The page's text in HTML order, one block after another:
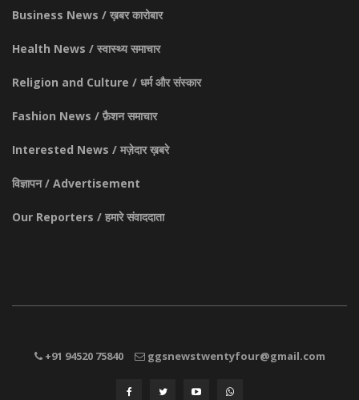
Business News / ख़बर कारोबार
Health News / स्वास्थ्य समाचार
Religion and Culture / धर्म और संस्कार
Fashion News / फ़ैशन समाचार
Interested News / मज़ेदार ख़बरे
विज्ञापन / Advertisement
Our Reporters / हमारे संवाददाता
+91 94520 75840 ggsnewstwentyfour@gmail.com